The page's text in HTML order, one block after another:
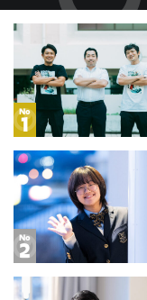
No
No
No
No
No